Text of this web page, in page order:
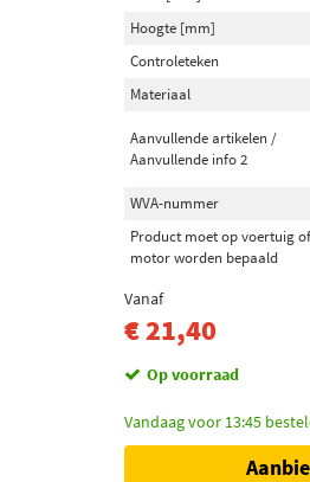
Hoogte [mm]
Controleteken
Materiaal
Aanvullende artikelen /
Aanvullende info 2
WVA-nummer
Product moet op voertuig of
motor worden bepaald
Vanaf
€ 21,40
Op voorraad
Vandaag voor 13:45